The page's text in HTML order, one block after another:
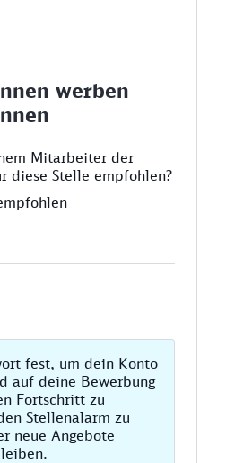
werben
Mitarbeiter der
diese Stelle empfohlen?
fest, um dein Konto
auf deine Bewerbung
Fortschritt zu
Stellenalarm zu
neue Angebote